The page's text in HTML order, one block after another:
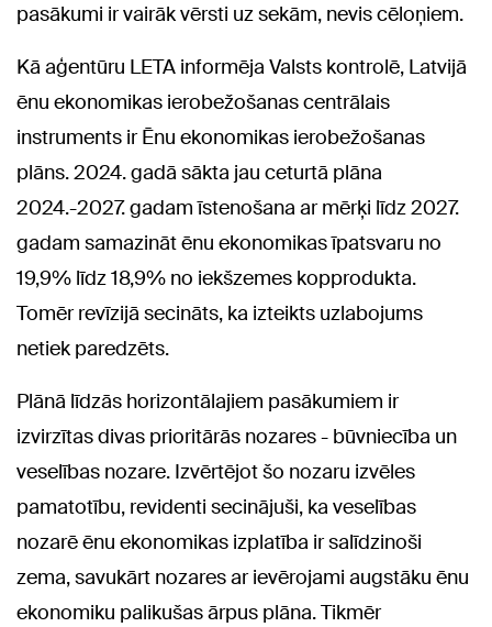
pasākumi ir vairāk vērsti uz sekām, nevis cēloņiem.
Kā aģentūru LETA informēja Valsts kontrolē, Latvijā
ēnu ekonomikas ierobežošanas centrālais
instruments ir Ēnu ekonomikas ierobežošanas
plāns. 2024. gadā sākta jau ceturtā plāna
2024.-2027. gadam īstenošana ar mērķi līdz 2027.
gadam samazināt ēnu ekonomikas īpatsvaru no
19,9% līdz 18,9% no iekšzemes kopprodukta.
Tomēr revīzijā secināts, ka izteikts uzlabojums
netiek paredzēts.
Plānā līdzās horizontālajiem pasākumiem ir
izvirzītas divas prioritārās nozares - būvniecība un
veselības nozare. Izvērtējot šo nozaru izvēles
pamatotību, revidenti secinājuši, ka veselības
nozarē ēnu ekonomikas izplatība ir salīdzinoši
zema, savukārt nozares ar ievērojami augstāku ēnu
ekonomiku palikušas ārpus plāna. Tikmēr